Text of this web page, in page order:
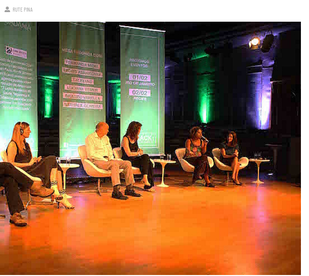
RUTE PINA